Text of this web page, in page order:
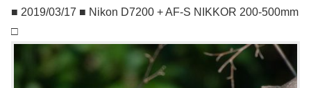
■ 2019/03/17 ■ Nikon D7200 + AF-S NIKKOR 200-500mm
□